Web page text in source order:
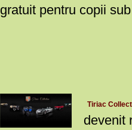
gratuit pentru copii
Tiriac
devenit